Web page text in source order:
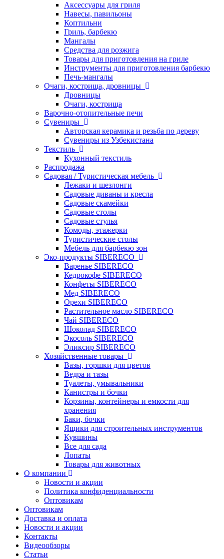
Аксессуары для гриля
Навесы, павильоны
Коптильни
Гриль, барбекю
Мангалы
Средства для розжига
Товары для приготовления на гриле
Инструменты для приготовления барбекю
Печь-мангалы
Очаги, кострища, дровницы
Дровницы
Очаги, кострища
Варочно-отопительные печи
Сувениры
Авторская керамика и резьба по дереву
Сувениры из Узбекистана
Текстиль
Кухонный текстиль
Распродажа
Садовая / Туристическая мебель
Лежаки и шезлонги
Садовые диваны и кресла
Садовые скамейки
Садовые столы
Садовые стулья
Комоды, этажерки
Туристические столы
Мебель для барбекю зон
Эко-продукты SIBERECO
Варенье SIBERECO
Кедрокофе SIBERECO
Конфеты SIBERECO
Мед SIBERECO
Орехи SIBERECO
Растительное масло SIBERECO
Чай SIBERECO
Шоколад SIBERECO
Экосоль SIBERECO
Эликсир SIBERECO
Хозяйственные товары
Вазы, горшки для цветов
Ведра и тазы
Туалеты, умывальники
Канистры и бочки
Корзины, контейнеры и емкости для
хранения
Баки, бочки
Ящики для строительных инструментов
Кувшины
Все для сада
Лопаты
Товары для животных
О компании
Новости и акции
Политика конфиденциальности
Оптовикам
Оптовикам
Доставка и оплата
Новости и акции
Контакты
Видеообзоры
Статьи